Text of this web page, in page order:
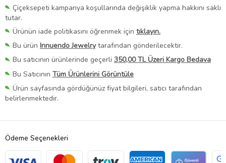
Çiçeksepeti kampanya koşullarında değişiklik yapma hakkını saklı
tutar.
Ürünün iade politikasını öğrenmek için tıklayın.
Bu ürün Innuendo Jewelrytarafından gönderilecektir.
Bu satıcının ürünlerinde geçerli 350,00 TL Üzeri Kargo Bedava
Bu Satıcının Tüm Ürünlerini Görüntüle
Ürün sayfasında gördüğünüz fiyat bilgileri, satıcı tarafından
belirlenmektedir.
Ödeme Seçenekleri